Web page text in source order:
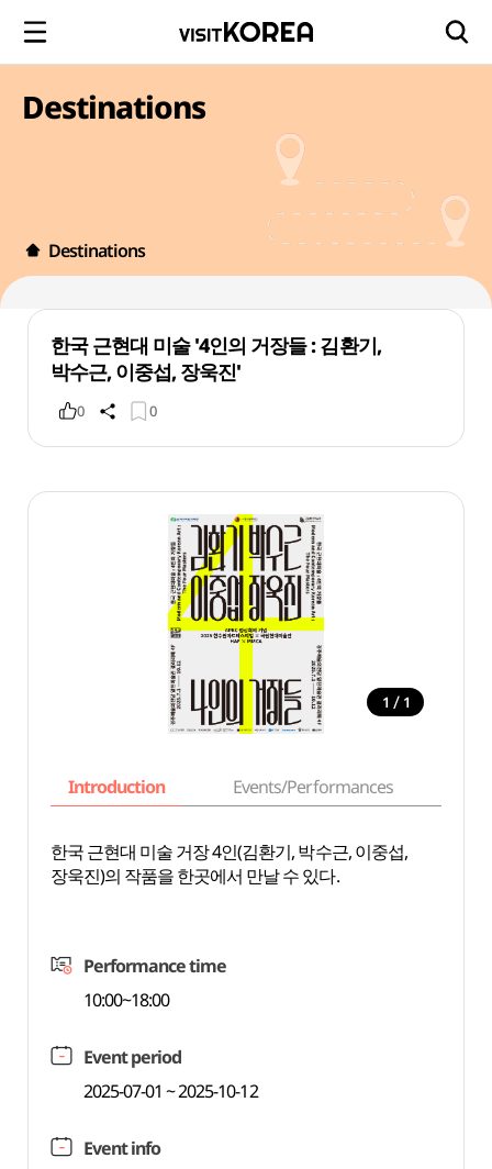
Destinations
Destinations
한국 근현대 미술 '4인의 거장들 : 김환기,
박수근, 이중섭, 장욱진'
0 0
1 / 1
Introduction Events/Performances
한국 근현대 미술 거장 4인(김환기, 박수근, 이중섭,
장욱진)의 작품을 한곳에서 만날 수 있다.
Performance time
10:00~18:00
Event period
2025-07-01 ~ 2025-10-12
Event info